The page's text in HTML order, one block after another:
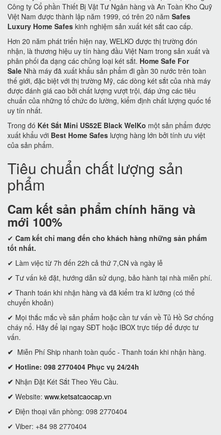
Công ty Cổ phần Thiết Bị Vật Tư Ngân hàng và An Toàn Kho Quỹ
Việt Nam được thành lập năm 1999, có trên 20 năm Safes
Luxury Home Safes kinh nghiệm sản xuất két sắt cao cấp.
Hơn 20 năm phát triển hiện nay, WELKO được thị trường đón
nhận, là thương hiệu uy tín hàng đầu Việt Nam trong sản xuất và
phân phối đa dạng các chủng loại két sắt. Home Safe For
Sale Nhà máy đã xuất khẩu sản phẩm đi gần 30 nước trên toàn
thế giới, đặc biệt với thị trường Mỹ, các dòng két sắt của nhà máy
được đánh giá cao bởi chất lượng vượt trội, đáp ứng các tiêu
chuẩn của những tổ chức đo lường, kiểm định chất lượng quốc tế
uy tín nhất.
Trong đó Két Sắt Mini US52E Black WelKo một sản phẩm được
xuất khẩu với Best Home Safes lượng hàng lớn bởi tính ưu việt
của sản phẩm.
Tiêu chuẩn chất lượng sản
phẩm
Cam kết sản phẩm chính hãng và
mới 100%
✔ Cam kết chỉ mang đến cho khách hàng những sản phẩm
tốt nhất.
✔ Làm việc từ 7h đến 22h cả thứ 7,CN và ngày lễ
✔ Tư vấn kê đặt, hướng dẫn sử dụng, bảo hành tại nhà miễn phí.
✔ Thanh toán khi nhận hàng và đã kiểm tra kĩ lưỡng (có thể
chuyển khoản)
✔ Mọi thắc mắc về sản phẩm hoặc cần tư vấn về Tủ Hồ Sơ chống
cháy nổ. Hãy để lại ngay SĐT hoặc IBOX trực tiếp để được tư
vấn.
✔ Miễn Phí Ship nhanh toàn quốc - Thanh toán khi nhận hàng.
✔ Hotline: 098 2770404 Phục vụ 24/24h
✔ Nhận Đặt Két Sắt Theo Yêu Cầu.
✔ Website: www.ketsatcaocap.vn
✔ Điện thoại văn phòng: 098 2770404
✔ Viber: +84 98 2770404